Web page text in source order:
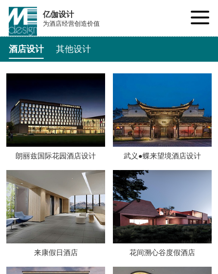
亿伽设计
为酒店经营创造价值
酒店设计 其他设计
朗丽兹国际花园酒店设计 武义●蝶来望境酒店设计
来康假日酒店 花间溯心谷度假酒店